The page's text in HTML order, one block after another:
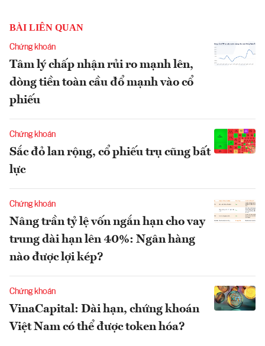
BÀI LIÊN QUAN
Chứng khoán
Tâm lý chấp nhận rủi ro mạnh lên,
dòng tiền toàn cầu đổ mạnh vào cổ
phiếu
Chứng khoán
Sắc đỏ lan rộng, cổ phiếu trụ cũng bất
lực
Chứng khoán
Nâng trần tỷ lệ vốn ngắn hạn cho vay
trung dài hạn lên 40%: Ngân hàng
nào được lợi kép?
Chứng khoán
VinaCapital: Dài hạn, chứng khoán
Việt Nam có thể được token hóa?